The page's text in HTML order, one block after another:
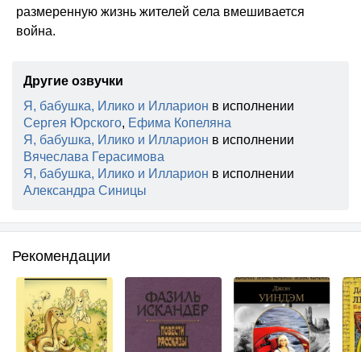
размеренную жизнь жителей села вмешивается
война.
Другие озвучки
Я, бабушка, Илико и Илларион в исполнении
Сергея Юрского, Ефима Копеляна
Я, бабушка, Илико и Илларион в исполнении
Вячеслава Герасимова
Я, бабушка, Илико и Илларион в исполнении
Александра Синицы
Рекомендации